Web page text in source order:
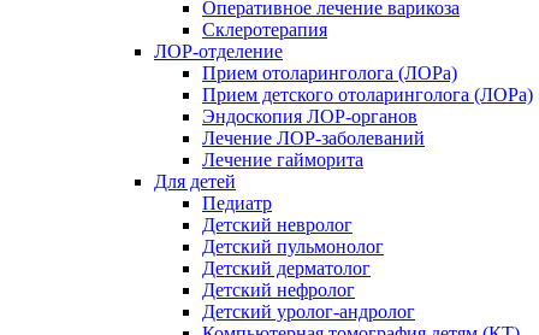
Оперативное лечение варикоза
Склеротерапия
ЛОР-отделение
Прием отоларинголога (ЛОРа)
Прием детского отоларинголога (ЛОРа)
Эндоскопия ЛОР-органов
Лечение ЛОР-заболеваний
Лечение гайморита
Для детей
Педиатр
Детский невролог
Детский пульмонолог
Детский дерматолог
Детский нефролог
Детский уролог-андролог